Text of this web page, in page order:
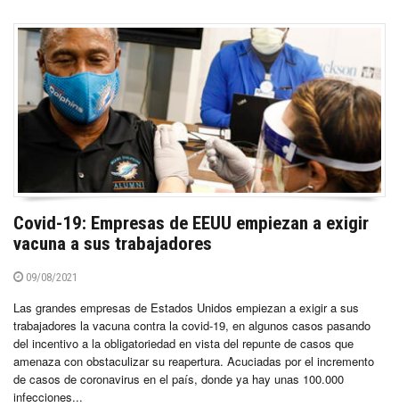
Covid-19: Empresas de EEUU empiezan a exigir
vacuna a sus trabajadores
09/08/2021
Las grandes empresas de Estados Unidos empiezan a exigir a sus
trabajadores la vacuna contra la covid-19, en algunos casos pasando
del incentivo a la obligatoriedad en vista del repunte de casos que
amenaza con obstaculizar su reapertura. Acuciadas por el incremento
de casos de coronavirus en el país, donde ya hay unas 100.000
infecciones...